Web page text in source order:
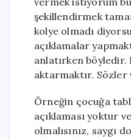
şekillendirmek
kolye olmadı
açıklamalar
anlatırken böyledir.
aktarmaktır. Sözler
Örneğin çocuğa
açıklaması yoktur
olmalısınız, saygı